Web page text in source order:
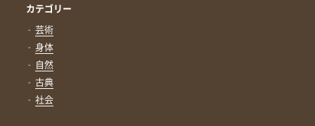
カテゴリー
芸術
身体
自然
古典
社会